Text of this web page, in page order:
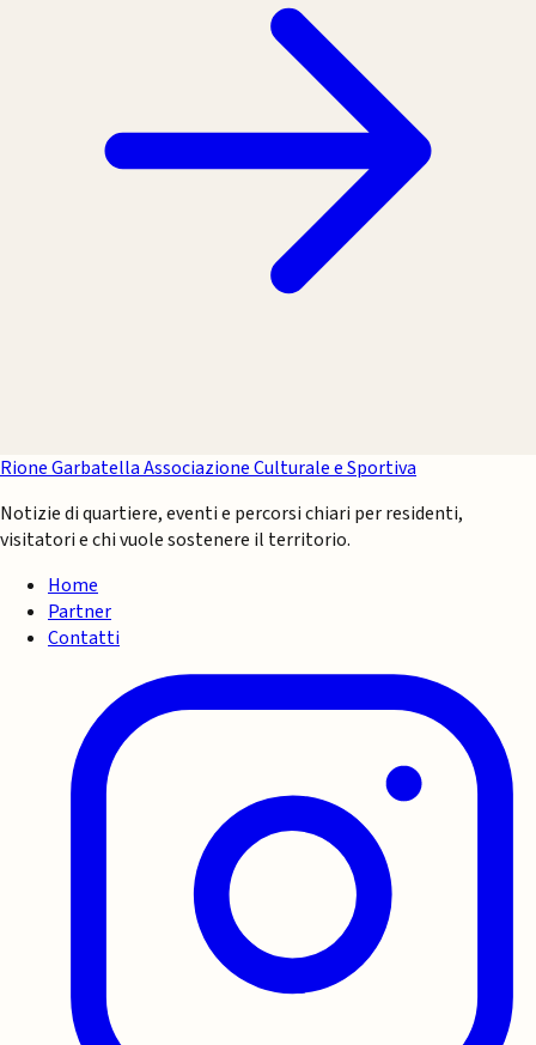
Rione GarbatellaAssociazione Culturale e Sportiva
Notizie di quartiere, eventi e percorsi chiari per residenti,
visitatori e chi vuole sostenere il territorio.
Home
Partner
Contatti